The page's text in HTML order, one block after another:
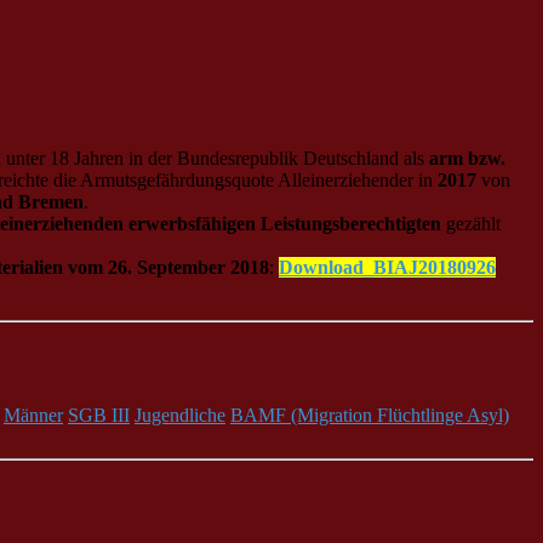
18 Jahren in der Bundesrepublik Deutschland als arm bzw.
die Armutsgefährdungsquote Alleinerziehender in 2017 von
Bremen.
erwerbsfähigen Leistungsberechtigten gezählt
vom 26. September 2018: Download_BIAJ20180926
Männer SGB III Jugendliche BAMF (Migration Flüchtlinge Asyl)